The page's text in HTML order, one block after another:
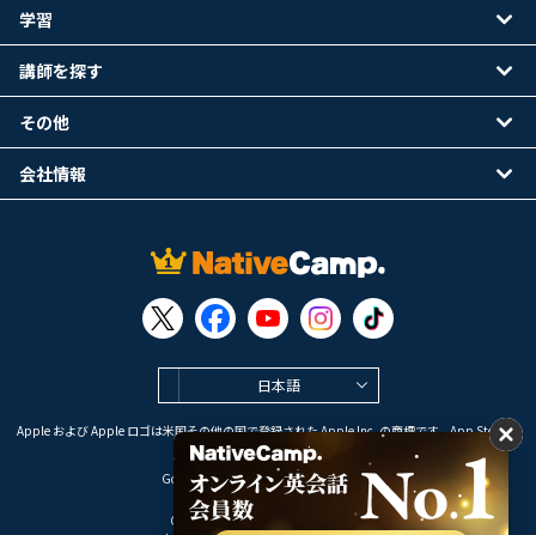
日本語
Apple および Apple ロゴは米国その他の国で登録された Apple Inc. の商標です。App Store は
Apple Inc. のサービスマークです。
Google Play は Google LLC の商標です。
Copyright © 2026 オンライン英会話
学習
講師を探す
その他
会社情報